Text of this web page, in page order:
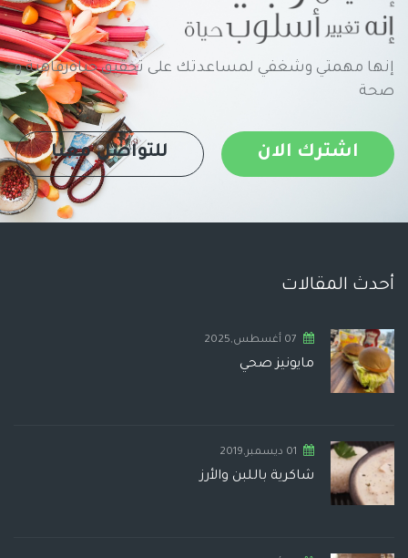
إنها مهمتي وشغفي لمساعدتك على تحقيق حياةرفاهية و
صحة
اشترك الان للتواصل معنا
أحدث المقالات
07 أغسطس,2025
مايونيز صحي
01 ديسمبر,2019
شاكرية باللبن والأرز